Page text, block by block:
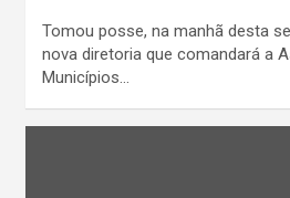
Tomou posse, na manhã desta
nova diretoria que comandará a
Municípios…